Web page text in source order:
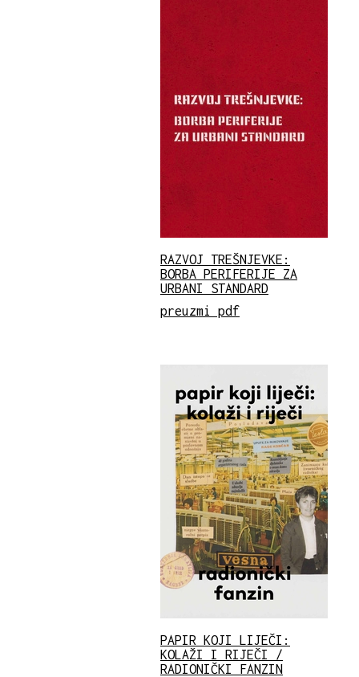
RAZVOJ TREŠNJEVKE:
BORBA PERIFERIJE ZA
URBANI STANDARD
preuzmi pdf
PAPIR KOJI LIJEČI:
KOLAŽI I RIJEČI /
RADIONIČKI FANZIN